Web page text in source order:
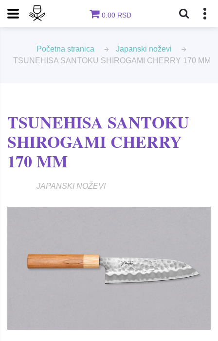
0.00 RSD
Početna stranica
Japanski noževi
TSUNEHISA SANTOKU SHIROGAMI CHERRY 170 MM
TSUNEHISA SANTOKU
SHIROGAMI CHERRY
170 MM
JAPANSKI NOŽEVI